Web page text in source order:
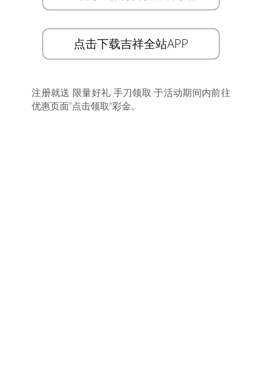
点击下载吉祥全站APP
注册就送 限量好礼 手刀领取 于活动期间内前往
优惠页面”点击领取”彩金。